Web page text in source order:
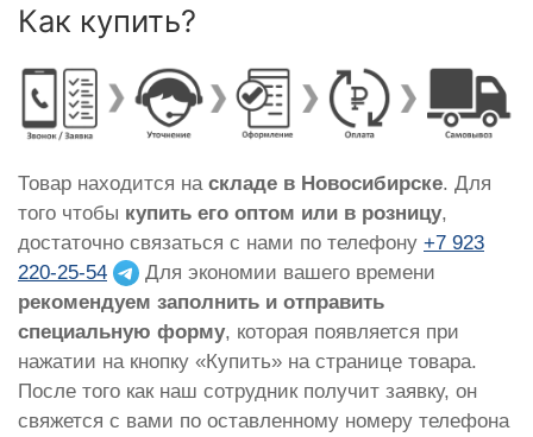
Как купить?
Товар находится на складе в Новосибирске. Для
того чтобы купить его оптом или в розницу,
достаточно связаться с нами по телефону +7 923
220-25-54
Для экономии вашего времени
рекомендуем заполнить и отправить
специальную форму, которая появляется при
нажатии на кнопку «Купить» на странице товара.
После того как наш сотрудник получит заявку, он
свяжется с вами по оставленному номеру телефона